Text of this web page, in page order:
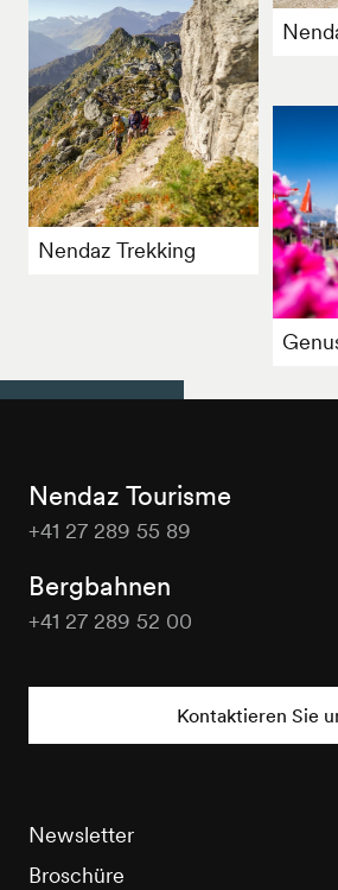
Nendaz Trekking
Nendaz Tourisme
+41 27 289 55 89
Bergbahnen
+41 27 289 52 00
Kontaktieren Sie
Newsletter
Broschüre